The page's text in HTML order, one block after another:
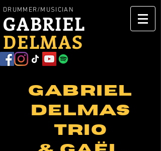
DRUMMER/MUSICIAN
GABRIEL
DELMAS
GABRIEL
DELMAS
TRIO